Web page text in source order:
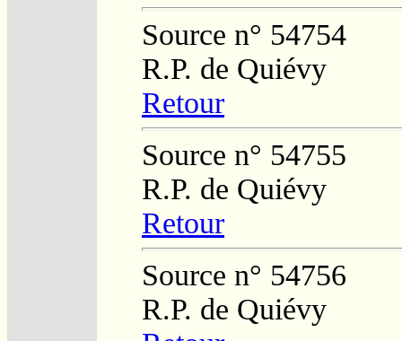
Source n° 54754
R.P. de Quiévy
Retour
Source n° 54755
R.P. de Quiévy
Retour
Source n° 54756
R.P. de Quiévy